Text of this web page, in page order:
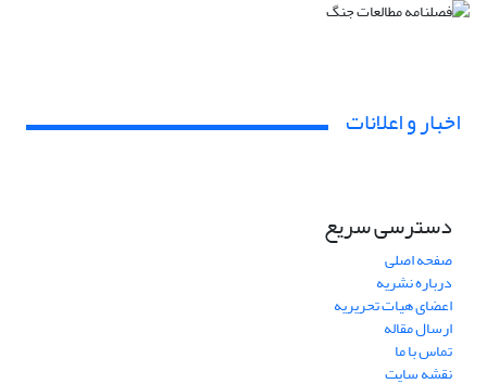
اخبار و اعلانات
دسترسی سریع
صفحه اصلی
درباره نشریه
اعضای هیات تحریریه
ارسال مقاله
تماس با ما
نقشه سایت